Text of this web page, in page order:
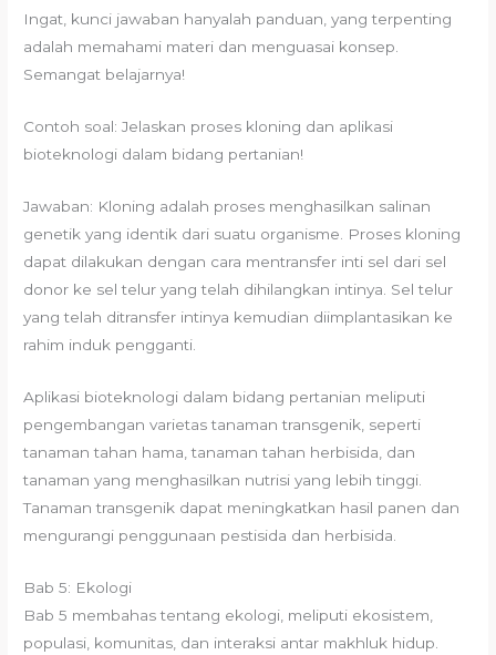
Ingat, kunci jawaban hanyalah panduan, yang terpenting
adalah memahami materi dan menguasai konsep.
Semangat belajarnya!
Contoh soal: Jelaskan proses kloning dan aplikasi
bioteknologi dalam bidang pertanian!
Jawaban: Kloning adalah proses menghasilkan salinan
genetik yang identik dari suatu organisme. Proses kloning
dapat dilakukan dengan cara mentransfer inti sel dari sel
donor ke sel telur yang telah dihilangkan intinya. Sel telur
yang telah ditransfer intinya kemudian diimplantasikan ke
rahim induk pengganti.
Aplikasi bioteknologi dalam bidang pertanian meliputi
pengembangan varietas tanaman transgenik, seperti
tanaman tahan hama, tanaman tahan herbisida, dan
tanaman yang menghasilkan nutrisi yang lebih tinggi.
Tanaman transgenik dapat meningkatkan hasil panen dan
mengurangi penggunaan pestisida dan herbisida.
Bab 5: Ekologi
Bab 5 membahas tentang ekologi, meliputi ekosistem,
populasi, komunitas, dan interaksi antar makhluk hidup.